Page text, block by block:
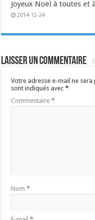
Joyeux Noël à toutes et
2014-12-24
Laisser un commentaire
Votre adresse e-mail ne sera
sont indiqués avec*
Commentaire*
Nom*